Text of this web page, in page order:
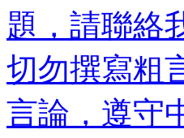
題，請聯絡
切勿撰寫粗
言論，遵守